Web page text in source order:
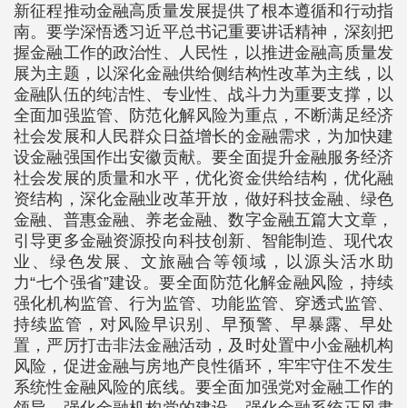
新征程推动金融高质量发展提供了根本遵循和行动指
南。要学深悟透习近平总书记重要讲话精神，深刻把
握金融工作的政治性、人民性，以推进金融高质量发
展为主题，以深化金融供给侧结构性改革为主线，以
金融队伍的纯洁性、专业性、战斗力为重要支撑，以
全面加强监管、防范化解风险为重点，不断满足经济
社会发展和人民群众日益增长的金融需求，为加快建
设金融强国作出安徽贡献。要全面提升金融服务经济
社会发展的质量和水平，优化资金供给结构，优化融
资结构，深化金融业改革开放，做好科技金融、绿色
金融、普惠金融、养老金融、数字金融五篇大文章，
引导更多金融资源投向科技创新、智能制造、现代农
业、绿色发展、文旅融合等领域，以源头活水助
力“七个强省”建设。要全面防范化解金融风险，持续
强化机构监管、行为监管、功能监管、穿透式监管、
持续监管，对风险早识别、早预警、早暴露、早处
置，严厉打击非法金融活动，及时处置中小金融机构
风险，促进金融与房地产良性循环，牢牢守住不发生
系统性金融风险的底线。要全面加强党对金融工作的